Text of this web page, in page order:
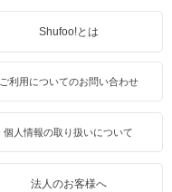
Shufoo!とは
ご利用についてのお問い合わせ
個人情報の取り扱いについて
法人のお客様へ